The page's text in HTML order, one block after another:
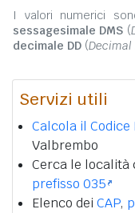
I valori numerici
sessagesimale DMS (
decimale DD (Decimal
Servizi utili
Calcola il Codice
Valbrembo
Cerca le località
prefisso 035
Elenco dei CAP,